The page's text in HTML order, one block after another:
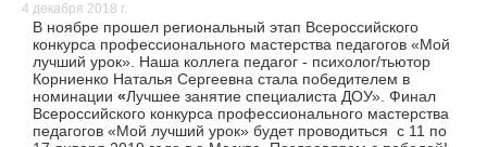
4 декабря 2018 г.
В ноябре прошел региональный этап Всероссийского
конкурса профессионального мастерства педагогов «Мой
лучший урок». Наша коллега педагог - психолог/тьютор
Корниенко Наталья Сергеевна стала победителем в
номинации «Лучшее занятие специалиста ДОУ». Финал
Всероссийского конкурса профессионального мастерства
педагогов «Мой лучший урок» будет проводиться с 11 по